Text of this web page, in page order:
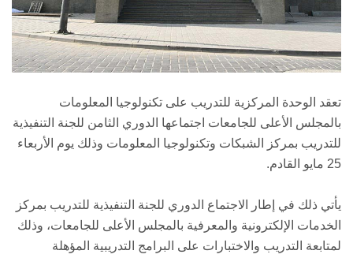
تعقد الوحدة المركزية للتدريب على تكنولوجيا المعلومات
بالمجلس الأعلى للجامعات اجتماعها الدوري الثامن للجنة التنفيذية
للتدريب بمركز الشبكات وتكنولوجيا المعلومات وذلك يوم الأربعاء
25 مايو القادم.
يأتي ذلك في إطار الاجتماع الدوري للجنة التنفيذية للتدريب بمركز
الخدمات الإلكترونية والمعرفية بالمجلس الأعلى للجامعات، وذلك
لمتابعة التدريب والاختبارات على البرامج التدريبية المؤهلة